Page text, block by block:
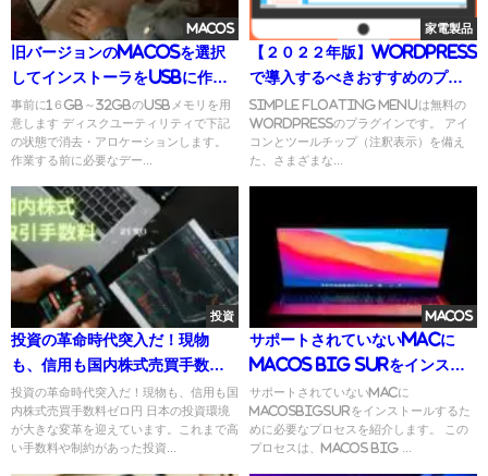
MacOS
旧バージョンのmacOSを選択
してインストーラをUSBに作成
する方法
事前に1６GB～32GBのUSBメモリを用
意します ディスクユーティリティで下記
の状態で消去・アロケーションします。
作業する前に必要なデー...
家電製品
【２０２２年版】WordPress
で導入するべきおすすめのプラ
グイン「Simple Floating
Menu」
Simple Floating Menuは無料の
WordPressのプラグインです。 アイ
コンとツールチップ（注釈表示）を備え
た、さまざまな...
投資
投資の革命時代突入だ！現物
も、信用も国内株式売買手数料
ゼロ円
投資の革命時代突入だ！現物も、信用も国
内株式売買手数料ゼロ円 日本の投資環境
が大きな変革を迎えています。これまで高
い手数料や制約があった投資...
MacOS
サポートされていないMacに
MacOS Big Surをインスト
ールする
サポートされていないMacに
macOSBigSurをインストールするた
めに必要なプロセスを紹介します。 この
プロセスは、macOS Big ...